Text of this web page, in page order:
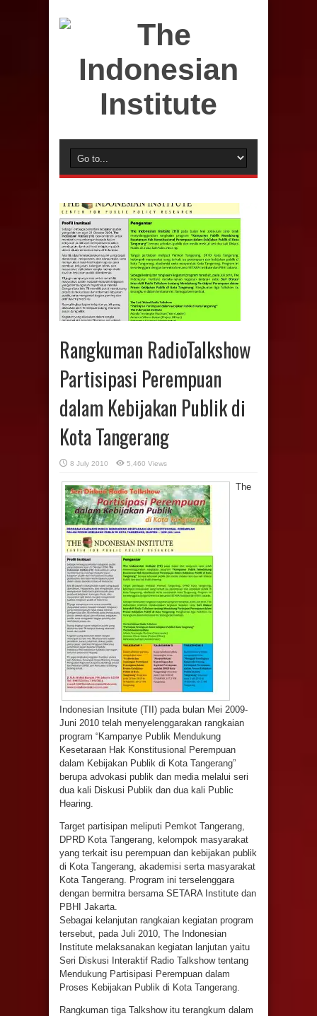
Rangkuman RadioTalkshow
Partisipasi Perempuan
dalam Kebijakan Publik di
Kota Tangerang
8 July 2010 5,460 Views
The
Indonesian Insitute (TII) pada bulan Mei 2009-
Juni 2010 telah menyelenggarakan rangkaian
program “Kampanye Publik Mendukung
Kesetaraan Hak Konstitusional Perempuan
dalam Kebijakan Publik di Kota Tangerang”
berupa advokasi publik dan media melalui seri
dua kali Diskusi Publik dan dua kali Public
Hearing.
Target partisipan meliputi Pemkot Tangerang,
DPRD Kota Tangerang, kelompok masyarakat
yang terkait isu perempuan dan kebijakan publik
di Kota Tangerang, akademisi serta masyarakat
Kota Tangerang. Program ini terselenggara
dengan bermitra bersama SETARA Institute dan
PBHI Jakarta.
Sebagai kelanjutan rangkaian kegiatan program
tersebut, pada Juli 2010, The Indonesian
Institute melaksanakan kegiatan lanjutan yaitu
Seri Diskusi Interaktif Radio Talkshow tentang
Mendukung Partisipasi Perempuan dalam
Proses Kebijakan Publik di Kota Tangerang.
Rangkuman tiga Talkshow itu terangkum dalam